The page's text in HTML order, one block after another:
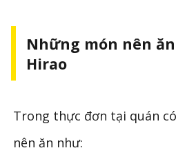
Những món nên
Hirao
Trong thực đơn tại quán
nên ăn như: